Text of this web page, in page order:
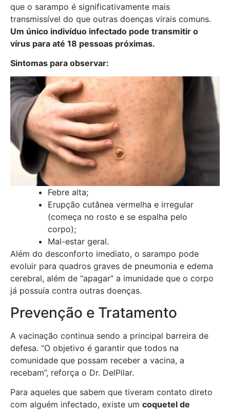
que o sarampo é significativamente mais
transmissível do que outras doenças virais comuns.
Um único indivíduo infectado pode transmitir o
vírus para até 18 pessoas próximas.
Sintomas para observar:
Febre alta;
Erupção cutânea vermelha e irregular
(começa no rosto e se espalha pelo
corpo);
Mal-estar geral.
Além do desconforto imediato, o sarampo pode
evoluir para quadros graves de pneumonia e edema
cerebral, além de “apagar” a imunidade que o corpo
já possuía contra outras doenças.
Prevenção e Tratamento
A vacinação continua sendo a principal barreira de
defesa. “O objetivo é garantir que todos na
comunidade que possam receber a vacina, a
recebam”, reforça o Dr. DelPilar.
Para aqueles que sabem que tiveram contato direto
com alguém infectado, existe um coquetel de